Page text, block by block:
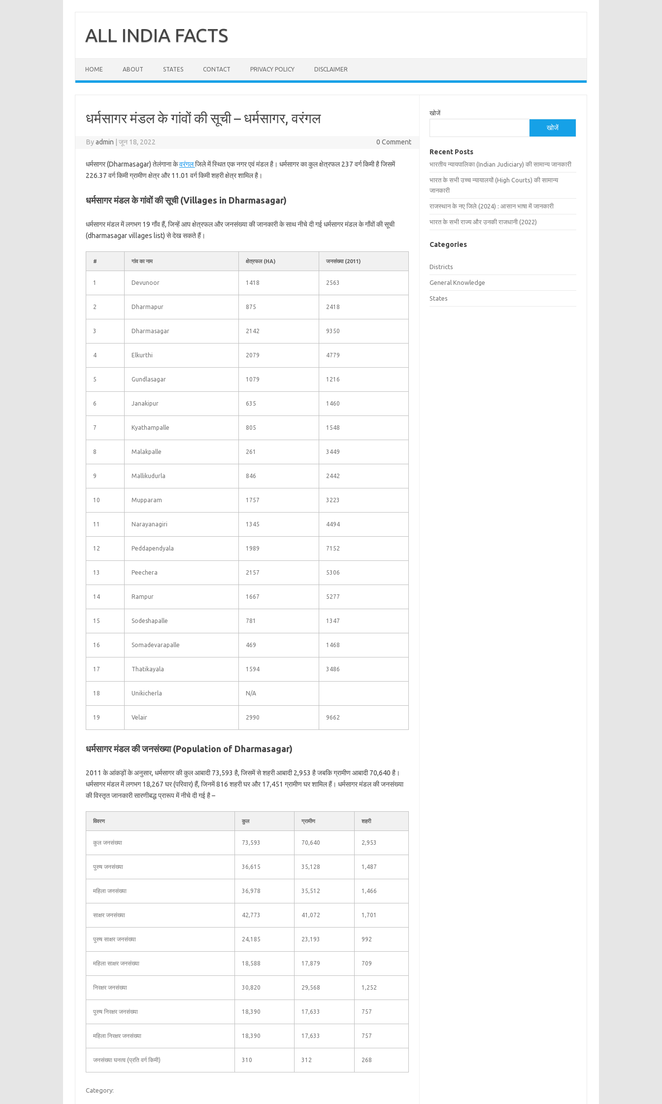
contentALL INDIA FACTS
HOME ABOUT STATES CONTACT PRIVACY POLICY DISCLAIMER
धर्मसागर मंडल के गांवों की सूची – धर्मसागर, वरंगल
Byadmin जून 18, 2022 0 Comment
धर्मसागर (Dharmasagar) तेलंगाना केवरंगलजिले में स्थित एक नगर एवं मंडल है। धर्मसागर का कुल क्षेत्रफल 237 वर्ग किमी है जिसमें
226.37 वर्ग किमी ग्रामीण क्षेत्र और 11.01 वर्ग किमी शहरी क्षेत्र शामिल है।
धर्मसागर मंडल के गांवों की सूची (Villages in Dharmasagar)
धर्मसागर मंडल में लगभग 19 गाँव हैं, जिन्हें आप क्षेत्रफल और जनसंख्या की जानकारी के साथ नीचे दी गई धर्मसागर मंडल के गाँवों की सूची
(dharmasagar villages list) से देख सकते हैं।
# गांव का नाम क्षेत्रफल (HA) जनसंख्या (2011)
1 Devunoor 1418 2563
2 Dharmapur 875 2418
3 Dharmasagar 2142 9350
4 Elkurthi 2079 4779
5 Gundlasagar 1079 1216
6 Janakipur 635 1460
7 Kyathampalle 805 1548
8 Malakpalle 261 3449
9 Mallikudurla 846 2442
10 Mupparam 1757 3223
11 Narayanagiri 1345 4494
12 Peddapendyala 1989 7152
13 Peechera 2157 5306
14 Rampur 1667 5277
15 Sodeshapalle 781 1347
16 Somadevarapalle 469 1468
17 Thatikayala 1594 3486
18 Unikicherla N/A
19 Velair 2990 9662
धर्मसागर मंडल की जनसंख्या (Population of Dharmasagar)
2011 के आंकड़ों के अनुसार, धर्मसागर की कुल आबादी 73,593 है, जिसमें से शहरी आबादी 2,953 है जबकि ग्रामीण आबादी 70,640 है।
धर्मसागर मंडल में लगभग 18,267 घर (परिवार) हैं, जिनमें 816 शहरी घर और 17,451 ग्रामीण घर शामिल हैं। धर्मसागर मंडल की जनसंख्या
की विस्तृत जानकारी सारणीबद्ध प्रारूप में नीचे दी गई है –
विवरण कुल ग्रामीण शहरी
कुल जनसंख्या 73,593 70,640 2,953
पुरुष जनसंख्या 36,615 35,128 1,487
महिला जनसंख्या 36,978 35,512 1,466
साक्षर जनसंख्या 42,773 41,072 1,701
पुरुष साक्षर जनसंख्या 24,185 23,193 992
महिला साक्षर जनसंख्या 18,588 17,879 709
निरक्षर जनसंख्या 30,820 29,568 1,252
पुरुष निरक्षर जनसंख्या 18,390 17,633 757
महिला निरक्षर जनसंख्या 18,390 17,633 757
जनसंख्या घनत्व (प्रति वर्ग किमी) 310 312 268
Category:
खोजें
खोजें
Recent Posts
भारतीय न्यायपालिका (Indian Judiciary) की सामान्य जानकारी
भारत के सभी उच्च न्यायालयों (High Courts) की सामान्य
जानकारी
राजस्थान के नए जिले (2024) : आसान भाषा में जानकारी
भारत के सभी राज्य और उनकी राजधानी (2022)
Categories
Districts
General Knowledge
States